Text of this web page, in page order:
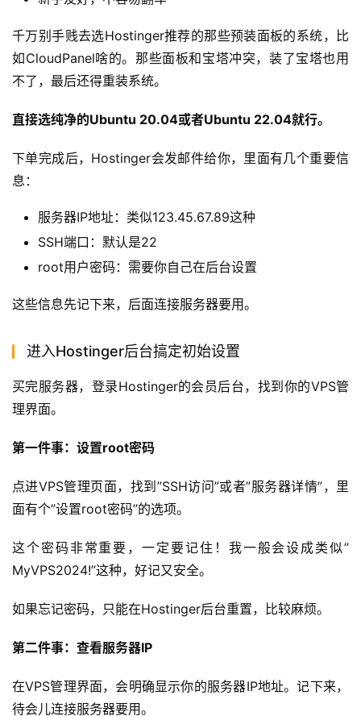
千万别手贱去选Hostinger推荐的那些预装面板的系统，比
如CloudPanel啥的。那些面板和宝塔冲突，装了宝塔也用
不了，最后还得重装系统。
直接选纯净的Ubuntu 20.04或者Ubuntu 22.04就行。
下单完成后，Hostinger会发邮件给你，里面有几个重要信
息：
服务器IP地址：类似123.45.67.89这种
SSH端口：默认是22
root用户密码：需要你自己在后台设置
这些信息先记下来，后面连接服务器要用。
进入Hostinger后台搞定初始设置
买完服务器，登录Hostinger的会员后台，找到你的VPS管
理界面。
第一件事：设置root密码
点进VPS管理页面，找到”SSH访问”或者”服务器详情”，里
面有个”设置root密码”的选项。
这个密码非常重要，一定要记住！我一般会设成类似”
MyVPS2024!”这种，好记又安全。
如果忘记密码，只能在Hostinger后台重置，比较麻烦。
第二件事：查看服务器IP
在VPS管理界面，会明确显示你的服务器IP地址。记下来，
待会儿连接服务器要用。